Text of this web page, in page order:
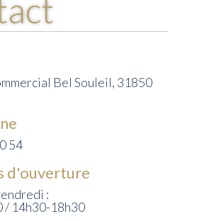
Bel Souleil, 31850
54
d'ouverture
:
/ 14h30-18h30